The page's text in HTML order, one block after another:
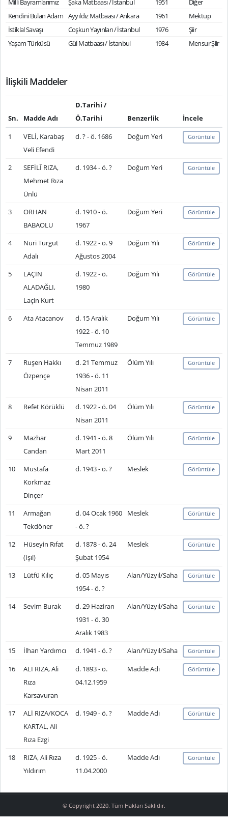
Milli Bayramlarımız
Şaka Matbaası / İstanbul 1951
Diğer
Kendini Bulan Adam Ayyıldız Matbaası / Ankara 1961
Mektup
İstiklal Savaşı
Coşkun Yayınları / İstanbul 1976
Şiir
Yaşam Türküsü
Gül Matbaası / İstanbul 1984 Mensur Şiir
İlişkili Maddeler
Sn. Madde Adı
D.Tarihi /
Ö.Tarihi
Benzerlik
İncele
1
VELİ, Karabaş
Veli Efendi
d. ? - ö. 1686 Doğum Yeri Görüntüle
2
SEFİLÎ RIZA,
Mehmet Rıza
Ünlü
d. 1934 - ö. ? Doğum Yeri Görüntüle
3
ORHAN
BABAOLU
d. 1910 - ö.
1967
Doğum Yeri Görüntüle
4
Nuri Turgut
Adalı
d. 1922 - ö. 9
Ağustos 2004
Doğum Yılı Görüntüle
5
LAÇİN
ALADAĞLI,
Laçin Kurt
d. 1922 - ö.
1980
Doğum Yılı Görüntüle
6 Ata Atacanov
d. 15 Aralık
1922 - ö. 10
Temmuz 1989
Doğum Yılı Görüntüle
7
Ruşen Hakkı
Özpençe
d. 21 Temmuz
1936 - ö. 11
Nisan 2011
Ölüm Yılı Görüntüle
8 Refet Körüklü
d. 1922 - ö. 04
Nisan 2011
Ölüm Yılı Görüntüle
9
Mazhar
Candan
d. 1941 - ö. 8
Mart 2011
Ölüm Yılı Görüntüle
10
Mustafa
Korkmaz
Dinçer
d. 1943 - ö. ? Meslek Görüntüle
11
Armağan
Tekdöner
d. 04 Ocak 1960
- ö. ?
Meslek Görüntüle
12
Hüseyin Rıfat
(Işıl)
d. 1878 - ö. 24
Şubat 1954
Meslek Görüntüle
13 Lütfü Kılıç
d. 05 Mayıs
1954 - ö. ?
Alan/Yüzyıl/Saha Görüntüle
14 Sevim Burak
d. 29 Haziran
1931 - ö. 30
Aralık 1983
Alan/Yüzyıl/Saha Görüntüle
15 İlhan Yardımcı d. 1941 - ö. ? Alan/Yüzyıl/Saha Görüntüle
16
ALİ RIZA, Ali
Rıza
Karsavuran
d. 1893 - ö.
04.12.1959
Madde Adı Görüntüle
17
ALİ RIZA/KOCA
KARTAL, Ali
Rıza Ezgi
d. 1949 - ö. ? Madde Adı Görüntüle
18
RIZA, Ali Rıza
Yıldırım
d. 1925 - ö.
11.04.2000
Madde Adı Görüntüle
© Copyright 2020. Tüm Hakları Saklıdır.